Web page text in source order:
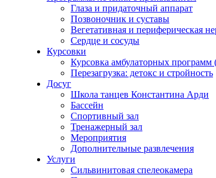
Глаза и придаточный аппарат
Позвоночник и суставы
Вегетативная и периферическая
Сердце и сосуды
Курсовки
Курсовка амбулаторных программ
Перезагрузка: детокс и стройность
Досуг
Школа танцев Константина Арди
Бассейн
Спортивный зал
Тренажерный зал
Мероприятия
Дополнительные развлечения
Услуги
Сильвинитовая спелеокамера